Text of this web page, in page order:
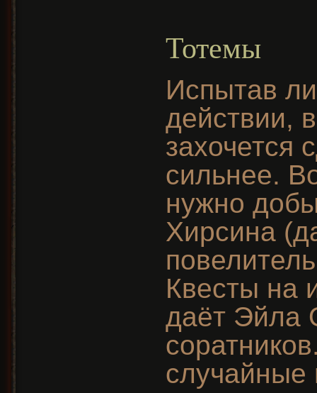
Тотемы
Испытав
действии,
захочется
сильнее.
нужно
Хирсина
Квесты на
даёт Эйла